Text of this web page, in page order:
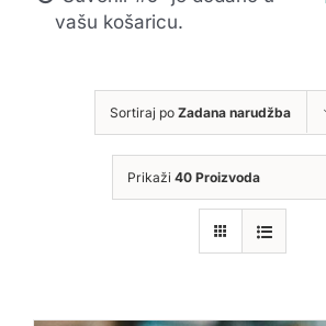
vašu košaricu.
Sortiraj po Zadana narudžba
Prikaži 40 Proizvoda